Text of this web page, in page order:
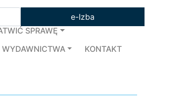
e-Izba
SPRAWĘ
WYDAWNICTWA KONTAKT